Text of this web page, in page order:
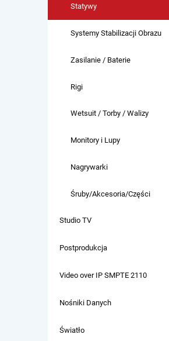
Statywy
Systemy Stabilizacji Obrazu
Zasilanie / Baterie
Rigi
Wetsuit / Torby / Walizy
Monitory i Lupy
Nagrywarki
Śruby/Akcesoria/Części
Studio TV
Postprodukcja
Video over IP SMPTE 2110
Nośniki Danych
Światło